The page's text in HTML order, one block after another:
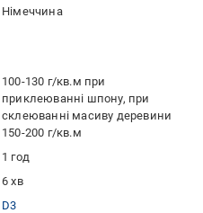
Німеччина
100-130 г/кв.м при
приклеюванні шпону, при
склеюванні масиву деревини
150-200 г/кв.м
1 год
6 хв
D3